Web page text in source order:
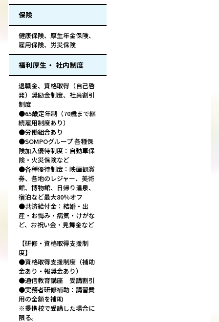
保険
健康保険、厚生年金保険、
雇用保険、労災保険
福利厚生・ 社内制度
退職金、資格取得（自己啓
発）奨励金制度、社員割引
制度
●65歳定年制（70歳まで継
続雇用制度あり）
●労働組合あり
●SOMPOグループ 各種保
険加入優待制度：自動車保
険・火災保険など
●各種優待制度：映画観賞
券、各地のレジャー、美術
館、博物館、日帰り温泉、
宿泊など最大80％オフ
●共済給付金：結婚・出
産・お悔み・病気・けがな
ど、お祝い金・見舞金など
【研修・資格取得支援制
度】
●資格取得支援制度（補助
金あり・報奨金あり）
●通信教育講座 受講割引
●実務者研修補助：講習費
用の全額を補助
※提携校で受講した場合に
限る。